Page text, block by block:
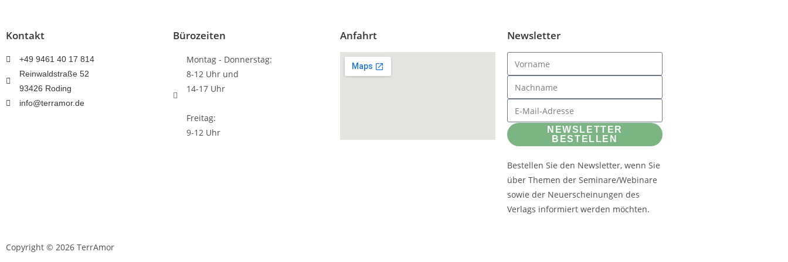
Kontakt
+49 9461 40 17 814
Reinwaldstraße 52
93426 Roding
info@terramor.de
Bürozeiten
Montag - Donnerstag:
8-12 Uhr und
14-17 Uhr
Freitag:
9-12 Uhr
Anfahrt Newsletter
NEWSLETTER
BESTELLEN
Bestellen Sie den Newsletter, wenn Sie
über Themen der Seminare/Webinare
sowie der Neuerscheinungen des
Verlags informiert werden möchten.
Copyright © 2026 TerrAmor